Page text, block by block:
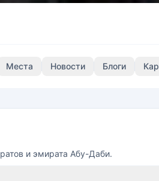
Места Новости Блоги
и эмирата Абу-Даби.